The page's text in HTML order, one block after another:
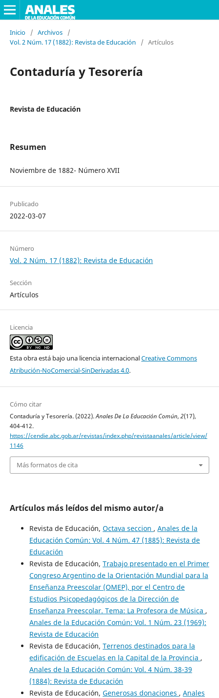
Inicio / Archivos
/
Vol. 2 Núm. 17 (1882): Revista de Educación
/ Artículos
Contaduría y Tesorería
Revista de Educación
Resumen
Noviembre de 1882- Número XVII
Publicado
2022-03-07
Número
Vol. 2 Núm. 17 (1882): Revista de Educación
Sección
Artículos
Licencia
Esta obra está bajo una licencia internacionalCreative Commons
Atribución-NoComercial-SinDerivadas 4.0.
Cómo citar
Contaduría y Tesorería. (2022).Anales De La Educación Común, 2(17),
404-412.
https://cendie.abc.gob.ar/revistas/index.php/revistaanales/article/view/
1146
Más formatos de cita
Artículos más leídos del mismo autor/a
Revista de Educación, Octava seccion , Anales de la
Educación Común: Vol. 4 Núm. 47 (1885): Revista de
Educación
Revista de Educación, Trabajo presentado en el Primer
Congreso Argentino de la Orientación Mundial para la
Enseñanza Preescolar (OMEP), por el Centro de
Estudios Psicopedagógicos de la Dirección de
Enseñanza Preescolar. Tema: La Profesora de Música ,
Anales de la Educación Común: Vol. 1 Núm. 23 (1969):
Revista de Educación
Revista de Educación, Terrenos destinados para la
edificación de Escuelas en la Capital de la Provincia ,
Anales de la Educación Común: Vol. 4 Núm. 38-39
(1884): Revista de Educación
Revista de Educación, Generosas donaciones , Anales